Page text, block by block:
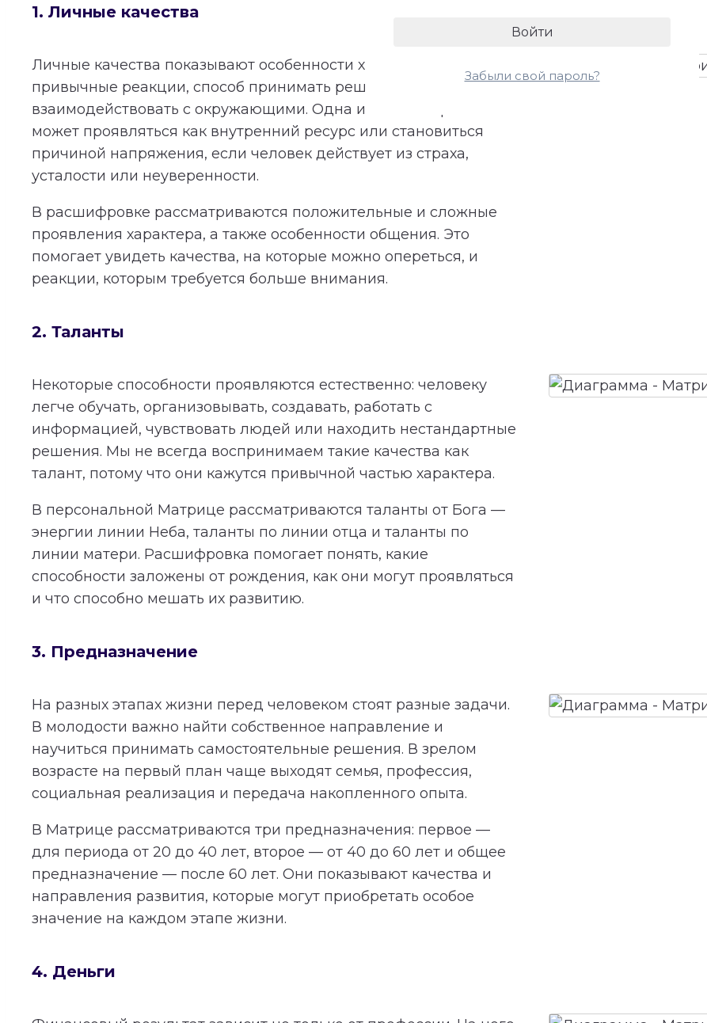
1. Личные качества
Личные качества показывают особенности характера,
привычные реакции, способ принимать решения и
взаимодействовать с окружающими. Одна и та же энергия
может проявляться как внутренний ресурс или становиться
причиной напряжения, если человек действует из страха,
усталости или неуверенности.
В расшифровке рассматриваются положительные и сложные
проявления характера, а также особенности общения. Это
помогает увидеть качества, на которые можно опереться, и
реакции, которым требуется больше внимания.
2. Таланты
Некоторые способности проявляются естественно: человеку
легче обучать, организовывать, создавать, работать с
информацией, чувствовать людей или находить нестандартные
решения. Мы не всегда воспринимаем такие качества как
талант, потому что они кажутся привычной частью характера.
В персональной Матрице рассматриваются таланты от Бога —
энергии линии Неба, таланты по линии отца и таланты по
линии матери. Расшифровка помогает понять, какие
способности заложены от рождения, как они могут проявляться
и что способно мешать их развитию.
3. Предназначение
На разных этапах жизни перед человеком стоят разные задачи.
В молодости важно найти собственное направление и
научиться принимать самостоятельные решения. В зрелом
возрасте на первый план чаще выходят семья, профессия,
социальная реализация и передача накопленного опыта.
В Матрице рассматриваются три предназначения: первое —
для периода от 20 до 40 лет, второе — от 40 до 60 лет и общее
предназначение — после 60 лет. Они показывают качества и
направления развития, которые могут приобретать особое
значение на каждом этапе жизни.
4. Деньги
Забыли свой пароль?